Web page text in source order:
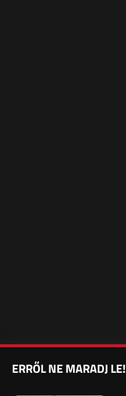
ERRŐL NE MARADJ LE!